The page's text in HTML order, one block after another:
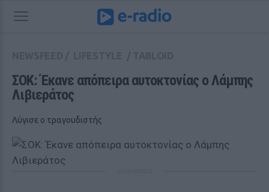
ΣΟΚ: Έκανε απόπειρα αυτοκτονίας ο Λάμπης
Λιβιεράτος
Λύγισε ο τραγουδιστής